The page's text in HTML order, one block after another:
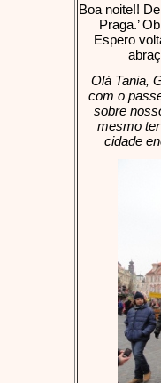
Boa noite!!
Praga.’
Espero
Olá Tania,
com o
sobre
mesmo
cidade